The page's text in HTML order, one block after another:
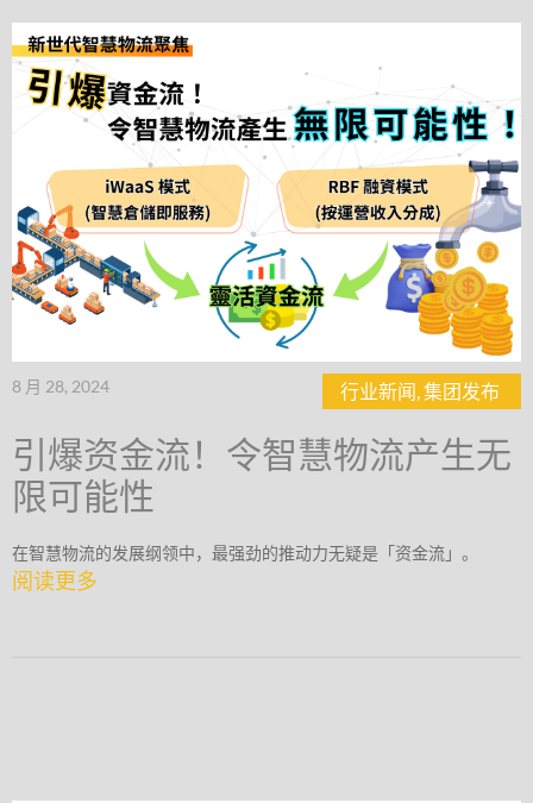
8 月 28, 2024 行业新闻,集团发布
引爆资金流！令智慧物流产生无
限可能性
在智慧物流的发展纲领中，最强劲的推动力无疑是「资金流」。
阅读更多